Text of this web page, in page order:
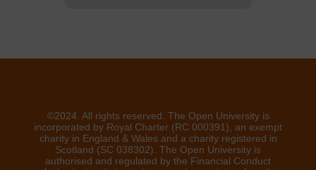
©2024. All rights reserved. The Open University is
incorporated by Royal Charter (RC 000391), an exempt
charity in England & Wales and a charity registered in
Scotland (SC 038302). The Open University is
authorised and regulated by the Financial Conduct